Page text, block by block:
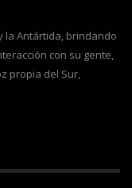
la Antártida, brindando
con su gente,
propia del Sur,